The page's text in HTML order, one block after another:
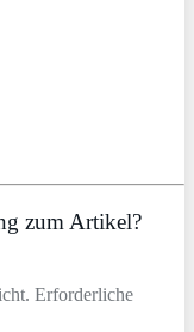
zum Artikel?
Erforderliche